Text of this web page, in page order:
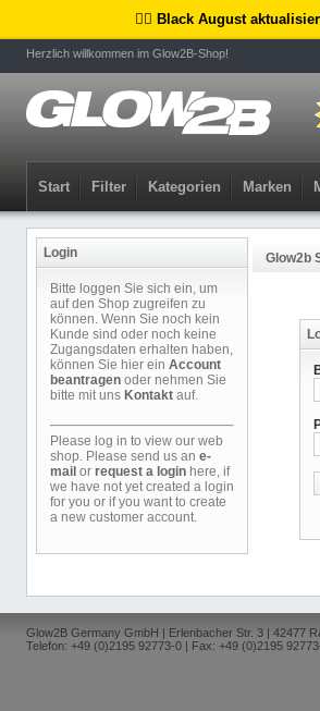
🏴‍☠️ Black August
Herzlich willkommen im Glow2B-Shop!
Start Filter Kategorien Marken
Login
Bitte loggen Sie sich ein, um
auf den Shop zugreifen zu
können. Wenn Sie noch kein
Kunde sind oder noch keine
Zugangsdaten erhalten haben,
können Sie hier ein Account
beantragen oder nehmen Sie
bitte mit uns Kontakt auf.
Please log in to view our web
shop. Please send us an e-
mail or request a login here, if
we have not yet created a login
for you or if you want to create
a new customer account.
Glow2b
Glow2B Germany GmbH | Erlenbacher Str. 3 | 42477
Telefon: +49 (0)2195 92773-0 | Fax: +49 (0)2195